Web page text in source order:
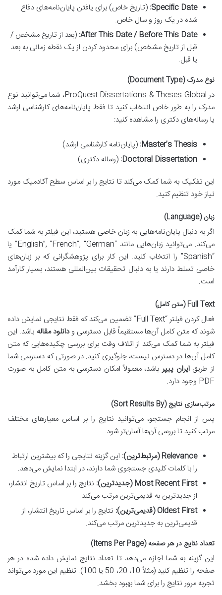
Specific Date: (تاریخ خاص) برای یافتن پایان‌نامه‌های دفاع
شده در یک روز و سال خاص.
After This Date / Before This Date: (بعد از تاریخ مشخص /
قبل از تاریخ مشخص) برای محدود کردن از یک نقطه زمانی به بعد
یا قبل.
نوع مدرک (Document Type)
در ProQuest Dissertations & Theses Global، شما می‌توانید نوع
مدرک را به طور خاص انتخاب کنید تا فقط پایان‌نامه‌های کارشناسی ارشد
یا رساله‌های دکتری را مشاهده کنید:
Master’s Thesis: (پایان‌نامه کارشناسی ارشد)
Doctoral Dissertation: (رساله دکتری)
این تفکیک به شما کمک می‌کند تا نتایج را بر اساس سطح آکادمیک مورد
نیاز خود تنظیم کنید.
زبان (Language)
اگر به دنبال پایان‌نامه‌هایی به زبان خاصی هستید، این فیلتر به شما کمک
می‌کند. می‌توانید زبان‌هایی مانند “English”, “French”, “German” یا
“Spanish” را انتخاب کنید. این کار برای پژوهشگرانی که بر زبان‌های
خاصی تسلط دارند یا به دنبال تحقیقات بین‌المللی هستند، بسیار کارآمد
است.
Full Text (متن کامل)
فعال کردن فیلتر “Full Text” تضمین می‌کند که فقط نتایجی نمایش داده
شوند که متن کامل آن‌ها مستقیماً قابل دسترسی ودانلود مقاله باشد. این
فیلتر به شما کمک می‌کند از اتلاف وقت برای بررسی چکیده‌هایی که متن
کامل آن‌ها در دسترس نیست، جلوگیری کنید. در صورتی که دسترسی شما
از طریقایران پیپرباشد، معمولاً امکان دسترسی به متن کامل به صورت
PDF وجود دارد.
مرتب‌سازی نتایج (Sort Results By)
پس از انجام جستجو، می‌توانید نتایج را بر اساس معیارهای مختلف
مرتب کنید تا بررسی آن‌ها آسان‌تر شود:
Relevance (مرتبط‌ترین):
این گزینه نتایجی را که بیشترین ارتباط
را با کلمات کلیدی جستجوی شما دارند، در ابتدا نمایش می‌دهد.
Most Recent First (جدیدترین):
نتایج را بر اساس تاریخ انتشار،
از جدیدترین به قدیمی‌ترین مرتب می‌کند.
Oldest First (قدیمی‌ترین):
نتایج را بر اساس تاریخ انتشار، از
قدیمی‌ترین به جدیدترین مرتب می‌کند.
تعداد نتایج در هر صفحه (Items Per Page)
این گزینه به شما اجازه می‌دهد تا تعداد نتایج نمایش داده شده در هر
صفحه را تنظیم کنید (مثلاً 10، 20، 50 یا 100). تنظیم این مورد می‌تواند
تجربه مرور نتایج را برای شما بهبود بخشد.